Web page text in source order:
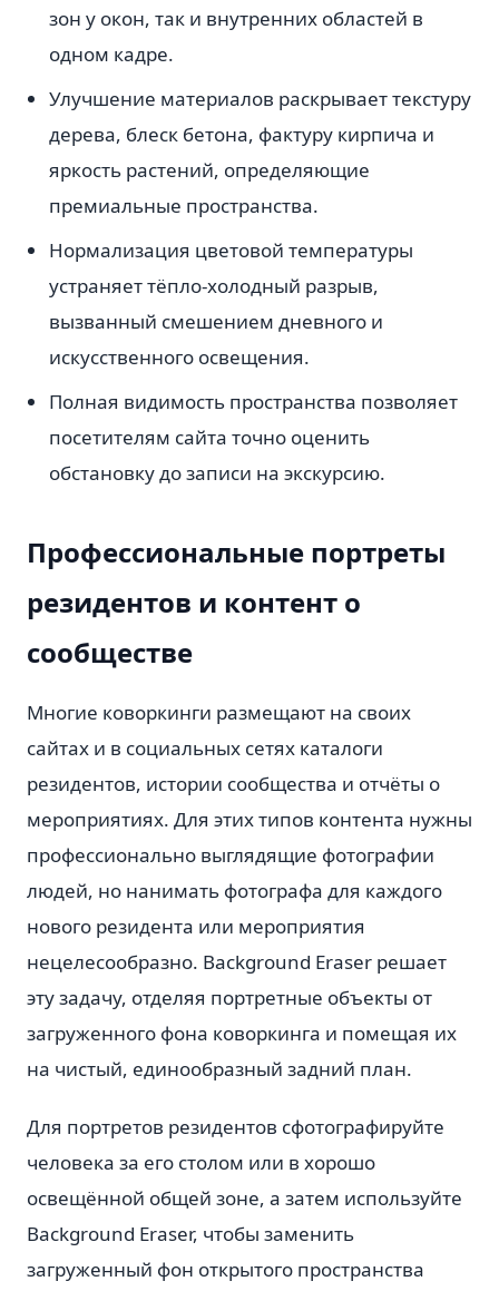
зон у окон, так и внутренних областей в
одном кадре.
Улучшение материалов раскрывает текстуру
дерева, блеск бетона, фактуру кирпича и
яркость растений, определяющие
премиальные пространства.
Нормализация цветовой температуры
устраняет тёпло-холодный разрыв,
вызванный смешением дневного и
искусственного освещения.
Полная видимость пространства позволяет
посетителям сайта точно оценить
обстановку до записи на экскурсию.
Профессиональные портреты
резидентов и контент о
сообществе
Многие коворкинги размещают на своих
сайтах и в социальных сетях каталоги
резидентов, истории сообщества и отчёты о
мероприятиях. Для этих типов контента нужны
профессионально выглядящие фотографии
людей, но нанимать фотографа для каждого
нового резидента или мероприятия
нецелесообразно. Background Eraser решает
эту задачу, отделяя портретные объекты от
загруженного фона коворкинга и помещая их
на чистый, единообразный задний план.
Для портретов резидентов сфотографируйте
человека за его столом или в хорошо
освещённой общей зоне, а затем используйте
Background Eraser, чтобы заменить
загруженный фон открытого пространства